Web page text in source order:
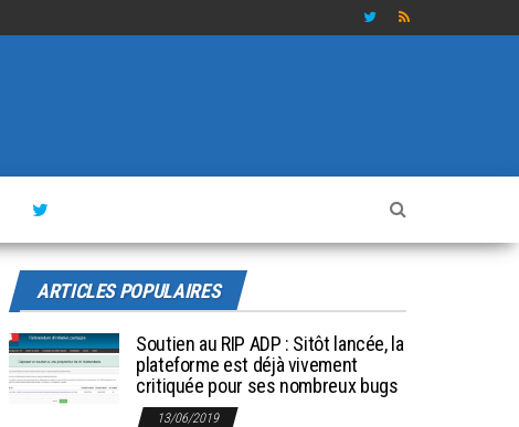
ARTICLES POPULAIRES
Soutien au RIP ADP : Sitôt lancée, la
plateforme est déjà vivement
critiquée pour ses nombreux bugs
13/06/2019